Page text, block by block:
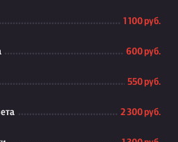
1 100 руб.
600 руб.
550 руб.
2 300 руб.